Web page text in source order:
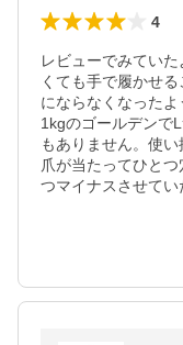
4
レビューでみてい
くても手で履かせ
にならなくなった
1kgのゴールデンで
もありません。使
爪が当たってひと
つマイナスさせてい